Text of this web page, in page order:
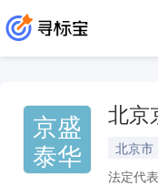
京盛
泰华
北京
北京市
法定代